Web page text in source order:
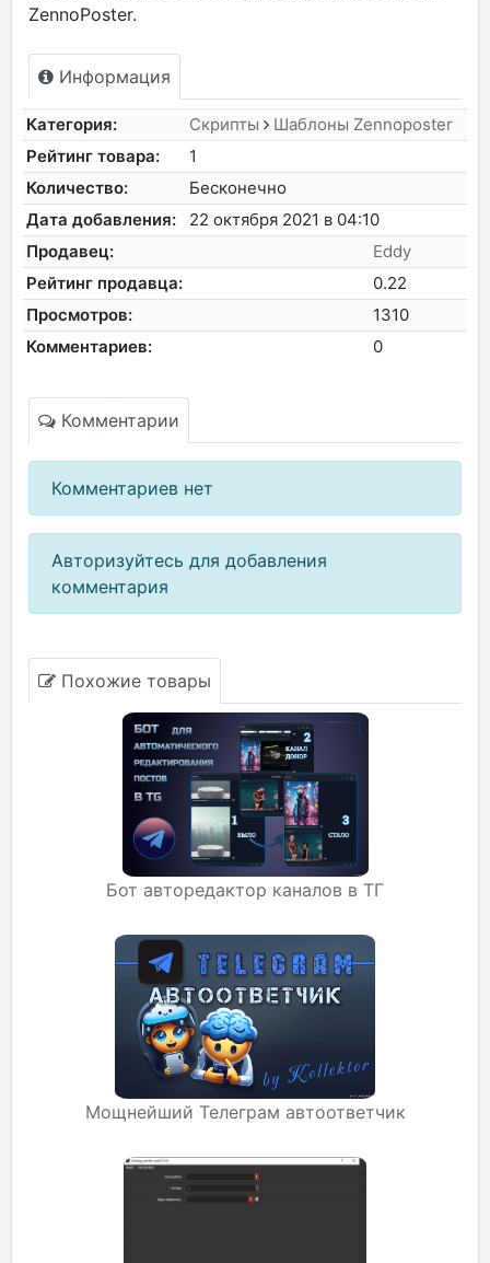
ZennoPoster.
Информация
Категория: Скрипты
Шаблоны Zennoposter
Рейтинг товара:
1
Количество:
Бесконечно
Дата добавления:
22 октября 2021 в 04:10
Продавец:
Eddy
Рейтинг продавца:
0.22
Просмотров:
1310
Комментариев:
0
Комментарии
Комментариев нет
Авторизуйтесь для добавления
комментария
Похожие товары
Бот авторедактор каналов в ТГ
Мощнейший Телеграм автоответчик